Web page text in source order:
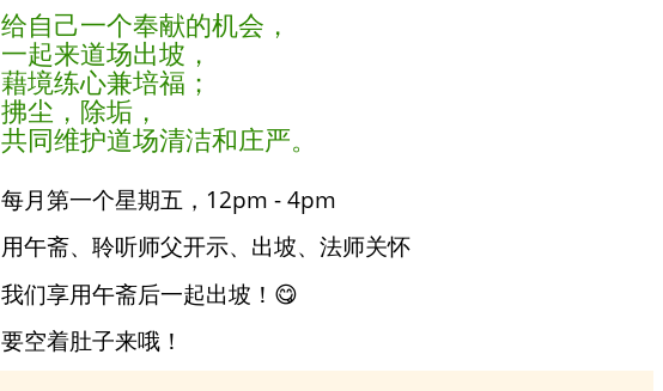
给自己一个奉献的机会，
一起来道场出坡，
藉境练心兼培福；
拂尘，除垢，
共同维护道场清洁和庄严。
每月第一个星期五，12pm - 4pm
用午斋、聆听师父开示、出坡、法师关怀
我们享用午斋后一起出坡！😋
要空着肚子来哦！